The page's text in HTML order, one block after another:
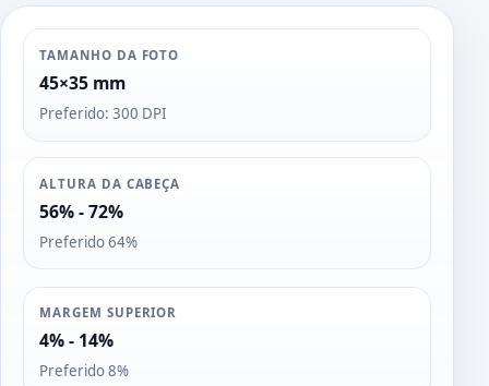
TAMANHO DA FOTO
45×35 mm
Preferido: 300 DPI
ALTURA DA CABEÇA
56% - 72%
Preferido 64%
MARGEM SUPERIOR
4% - 14%
Preferido 8%